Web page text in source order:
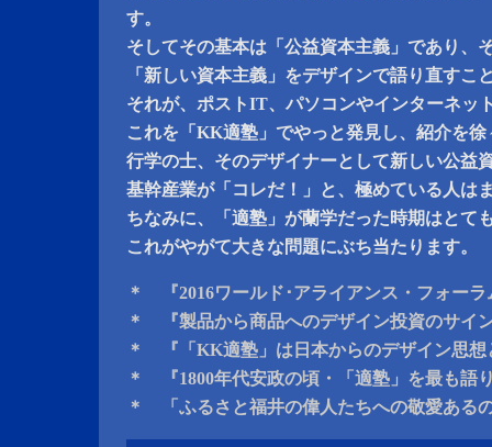
す。
そしてその基本は「公益資本主義」であり、
「新しい資本主義」をデザインで語り直すこ
それが、ポストIT、パソコンやインターネッ
これを「KK適塾」でやっと発見し、紹介を
行学の士、そのデザイナーとして新しい公益
基幹産業が「コレだ！」と、極めている人は
ちなみに、「適塾」が蘭学だった時期はとて
これがやがて大きな問題にぶち当たります。
＊ 『2016ワールド･アライアンス・フォーラ
＊ 『製品から商品へのデザイン投資のサイ
＊ 『「KK適塾」は日本からのデザイン思想
＊ 『1800年代安政の頃・「適塾」を最も語
＊ 「ふるさと福井の偉人たちへの敬愛ある